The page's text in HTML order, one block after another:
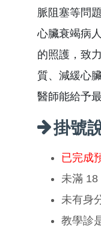
脈阻塞等問
心臟衰竭病
的照護，致
質、減緩心
醫師能給予
掛號
已完成
未滿 18
未有身
教學診